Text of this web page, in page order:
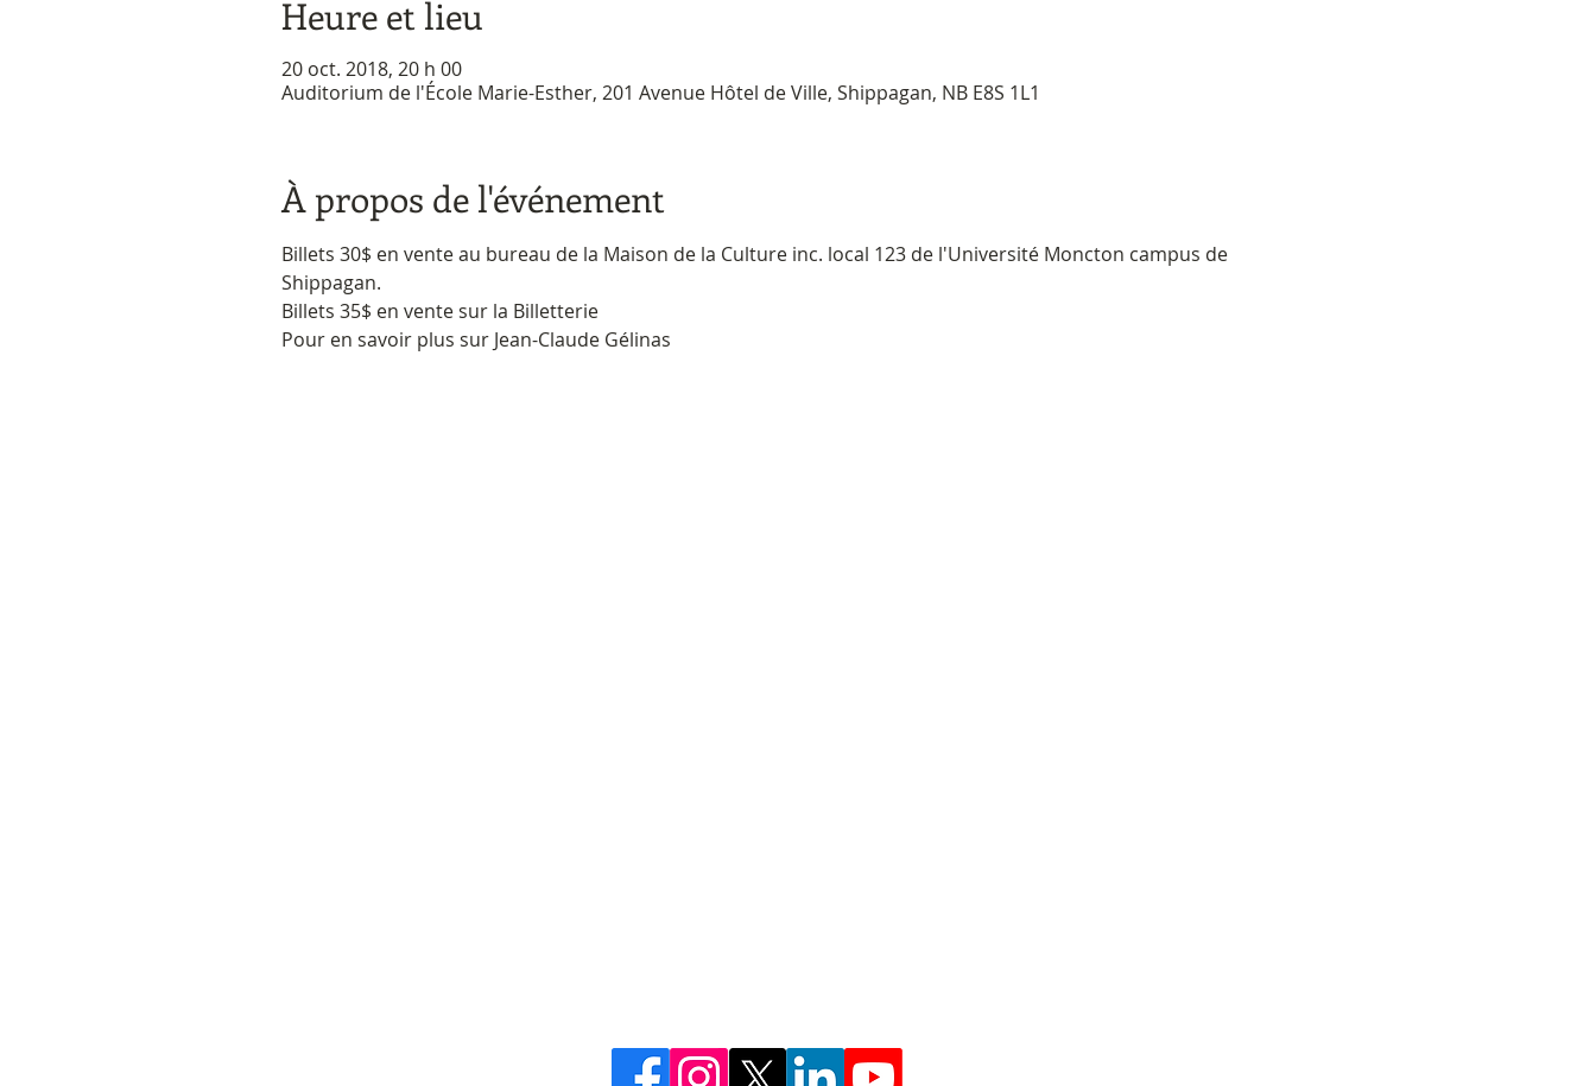
Heure et lieu
20 oct. 2018, 20 h 00
Auditorium de l'École Marie-Esther, 201 Avenue Hôtel de Ville, Shippagan, NB E8S 1L1
À propos de l'événement
Billets 30$ en vente au bureau de la Maison de la Culture inc. local 123 de l'Université Moncton campus de
Shippagan.
Billets 35$ en vente sur la Billetterie
Pour en savoir plus sur Jean-Claude Gélinas